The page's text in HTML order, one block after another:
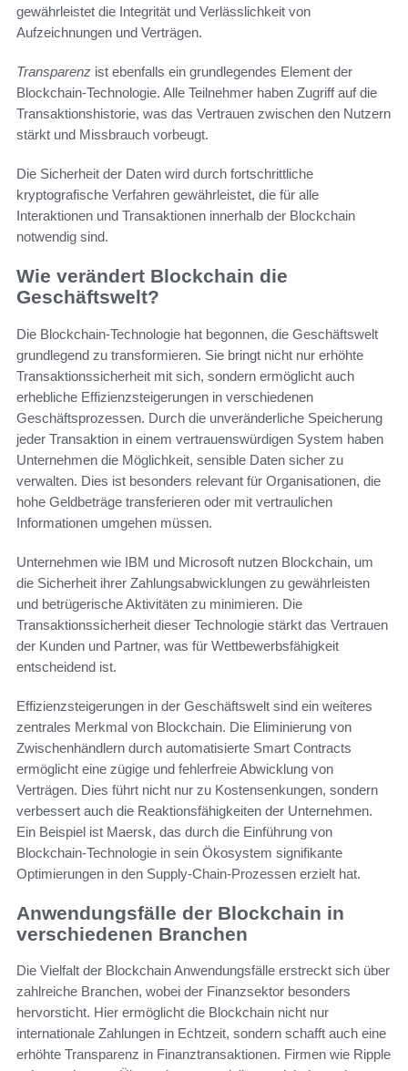
gewährleistet die Integrität und Verlässlichkeit von
Aufzeichnungen und Verträgen.
Transparenz ist ebenfalls ein grundlegendes Element der
Blockchain-Technologie. Alle Teilnehmer haben Zugriff auf die
Transaktionshistorie, was das Vertrauen zwischen den Nutzern
stärkt und Missbrauch vorbeugt.
Die Sicherheit der Daten wird durch fortschrittliche
kryptografische Verfahren gewährleistet, die für alle
Interaktionen und Transaktionen innerhalb der Blockchain
notwendig sind.
Wie verändert Blockchain die
Geschäftswelt?
Die Blockchain-Technologie hat begonnen, die Geschäftswelt
grundlegend zu transformieren. Sie bringt nicht nur erhöhte
Transaktionssicherheit mit sich, sondern ermöglicht auch
erhebliche Effizienzsteigerungen in verschiedenen
Geschäftsprozessen. Durch die unveränderliche Speicherung
jeder Transaktion in einem vertrauenswürdigen System haben
Unternehmen die Möglichkeit, sensible Daten sicher zu
verwalten. Dies ist besonders relevant für Organisationen, die
hohe Geldbeträge transferieren oder mit vertraulichen
Informationen umgehen müssen.
Unternehmen wie IBM und Microsoft nutzen Blockchain, um
die Sicherheit ihrer Zahlungsabwicklungen zu gewährleisten
und betrügerische Aktivitäten zu minimieren. Die
Transaktionssicherheit dieser Technologie stärkt das Vertrauen
der Kunden und Partner, was für Wettbewerbsfähigkeit
entscheidend ist.
Effizienzsteigerungen in der Geschäftswelt sind ein weiteres
zentrales Merkmal von Blockchain. Die Eliminierung von
Zwischenhändlern durch automatisierte Smart Contracts
ermöglicht eine zügige und fehlerfreie Abwicklung von
Verträgen. Dies führt nicht nur zu Kostensenkungen, sondern
verbessert auch die Reaktionsfähigkeiten der Unternehmen.
Ein Beispiel ist Maersk, das durch die Einführung von
Blockchain-Technologie in sein Ökosystem signifikante
Optimierungen in den Supply-Chain-Prozessen erzielt hat.
Anwendungsfälle der Blockchain in
verschiedenen Branchen
Die Vielfalt der Blockchain Anwendungsfälle erstreckt sich über
zahlreiche Branchen, wobei der Finanzsektor besonders
hervorsticht. Hier ermöglicht die Blockchain nicht nur
internationale Zahlungen in Echtzeit, sondern schafft auch eine
erhöhte Transparenz in Finanztransaktionen. Firmen wie Ripple